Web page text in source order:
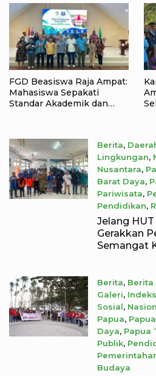
FGD Beasiswa Raja Ampat:
Mahasiswa Sepakati
Standar Akademik dan
Berita,
Lingkungan,
Nusantara,
Barat Daya,
Pariwisata,
Pendidikan,
August 8, 2026
Jelang
Gerakkan
Semangat
Berita, Berita
Galeri, Indeks
Sosial,
Papua,
Daya, Papua
Publik,
Budaya